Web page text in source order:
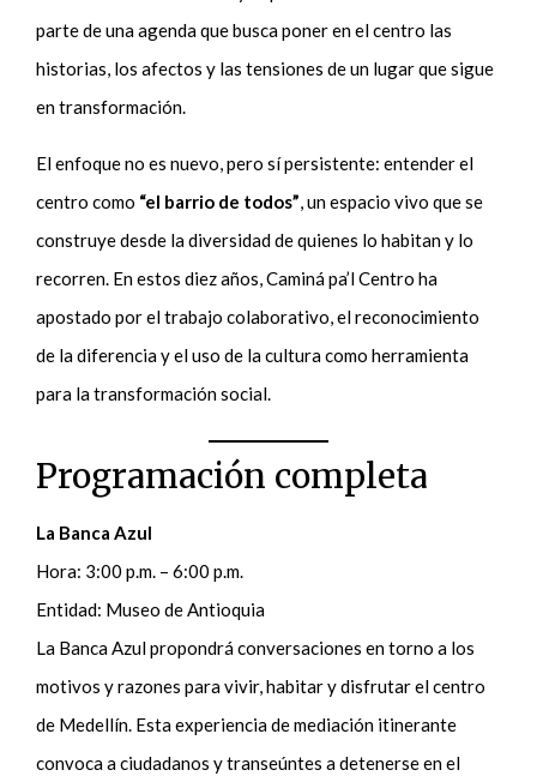
parte de una agenda que busca poner en el centro las
historias, los afectos y las tensiones de un lugar que sigue
en transformación.
El enfoque no es nuevo, pero sí persistente: entender el
centro como “el barrio de todos”, un espacio vivo que se
construye desde la diversidad de quienes lo habitan y lo
recorren. En estos diez años, Caminá pa’l Centro ha
apostado por el trabajo colaborativo, el reconocimiento
de la diferencia y el uso de la cultura como herramienta
para la transformación social.
Programación completa
La Banca Azul
Hora: 3:00 p.m. – 6:00 p.m.
Entidad: Museo de Antioquia
La Banca Azul propondrá conversaciones en torno a los
motivos y razones para vivir, habitar y disfrutar el centro
de Medellín. Esta experiencia de mediación itinerante
convoca a ciudadanos y transeúntes a detenerse en el